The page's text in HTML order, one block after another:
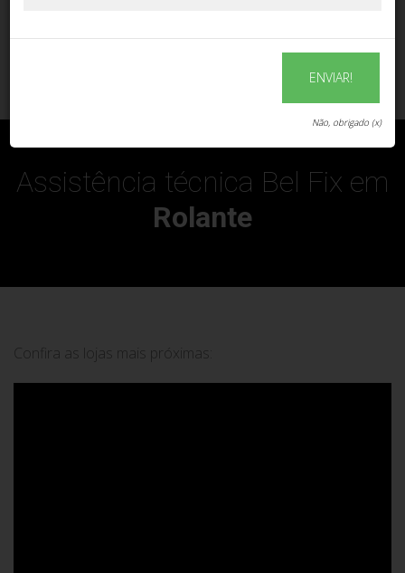
Assistência técnica Bel Fix em
Rolante
Confira as lojas mais próximas:
ENVIAR!
Não, obrigado (x)